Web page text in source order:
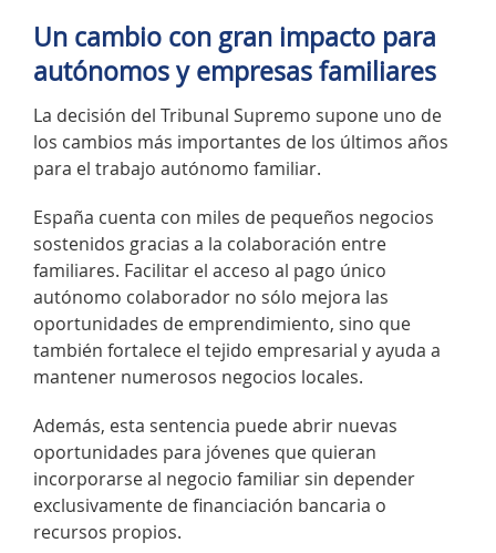
Un cambio con gran impacto para
autónomos y empresas familiares
La decisión del Tribunal Supremo supone uno de
los cambios más importantes de los últimos años
para el trabajo autónomo familiar.
España cuenta con miles de pequeños negocios
sostenidos gracias a la colaboración entre
familiares. Facilitar el acceso al pago único
autónomo colaborador no sólo mejora las
oportunidades de emprendimiento, sino que
también fortalece el tejido empresarial y ayuda a
mantener numerosos negocios locales.
Además, esta sentencia puede abrir nuevas
oportunidades para jóvenes que quieran
incorporarse al negocio familiar sin depender
exclusivamente de financiación bancaria o
recursos propios.